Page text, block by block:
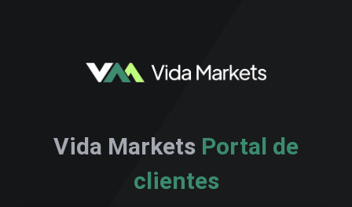
Vida Markets Portal de
clientes